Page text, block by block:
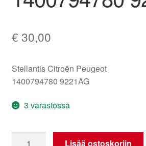
€ 30,00
Stellantis Citroën Peugeot
1400794780 9221AG
3 varastossa
Lisää ostoskoriin